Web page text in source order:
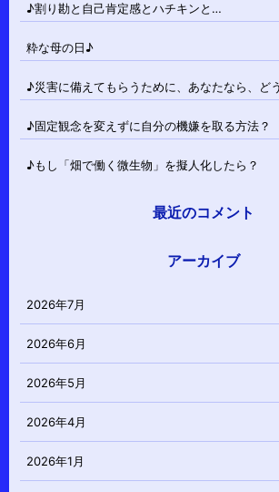
♪割り勘と自己肯定感とハチキンと…
粋な母の日♪
♪災害に備えてもらうために、あなたなら、ど
♪固定観念を変えずに自分の機嫌を取る方法？
♪もし「畑で働く微生物」を擬人化したら？
最近のコメント
アーカイブ
2026年7月
2026年6月
2026年5月
2026年4月
2026年1月